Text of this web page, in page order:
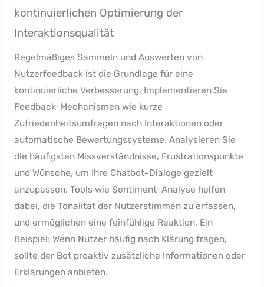
kontinuierlichen Optimierung der
Interaktionsqualität
Regelmäßiges Sammeln und Auswerten von
Nutzerfeedback ist die Grundlage für eine
kontinuierliche Verbesserung. Implementieren Sie
Feedback-Mechanismen wie kurze
Zufriedenheitsumfragen nach Interaktionen oder
automatische Bewertungssysteme. Analysieren Sie
die häufigsten Missverständnisse, Frustrationspunkte
und Wünsche, um Ihre Chatbot-Dialoge gezielt
anzupassen. Tools wie Sentiment-Analyse helfen
dabei, die Tonalität der Nutzerstimmen zu erfassen,
und ermöglichen eine feinfühlige Reaktion. Ein
Beispiel: Wenn Nutzer häufig nach Klärung fragen,
sollte der Bot proaktiv zusätzliche Informationen oder
Erklärungen anbieten.